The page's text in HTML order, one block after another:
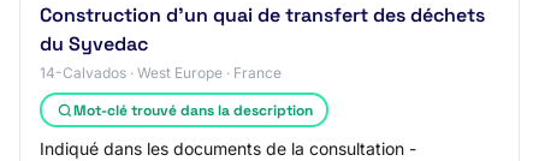
Construction d'un quai de transfert des déchets
du Syvedac
14-Calvados · West Europe · France
Mot-clé trouvé dans la description
Indiqué dans les documents de la consultation -